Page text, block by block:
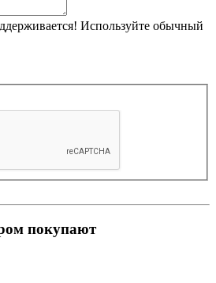
Используйте обычный
покупают